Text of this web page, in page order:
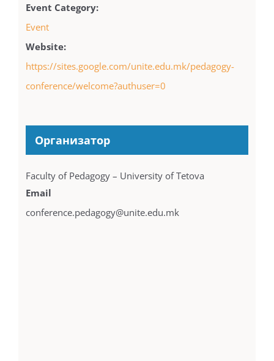
Event Category:
Event
Website:
https://sites.google.com/unite.edu.mk/pedagogy-
conference/welcome?authuser=0
Организатор
Faculty of Pedagogy – University of Tetova
Email
conference.pedagogy@unite.edu.mk